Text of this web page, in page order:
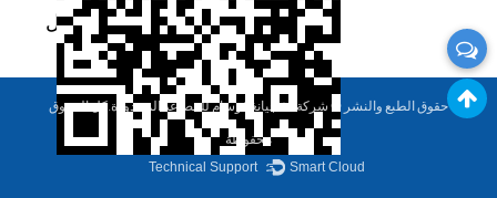
رمز الاستجابة السريعة للجوال
حقوق الطبع والنشر © شركة تشجيانغ فوسام للمصاعد المحدودة .كل الحقوق
محفوظة
Technical Support ： Smart Cloud